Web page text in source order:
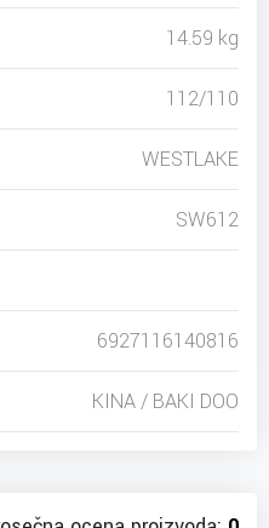
14.59 kg
112/110
WESTLAKE
SW612
6927116140816
KINA / BAKI DOO